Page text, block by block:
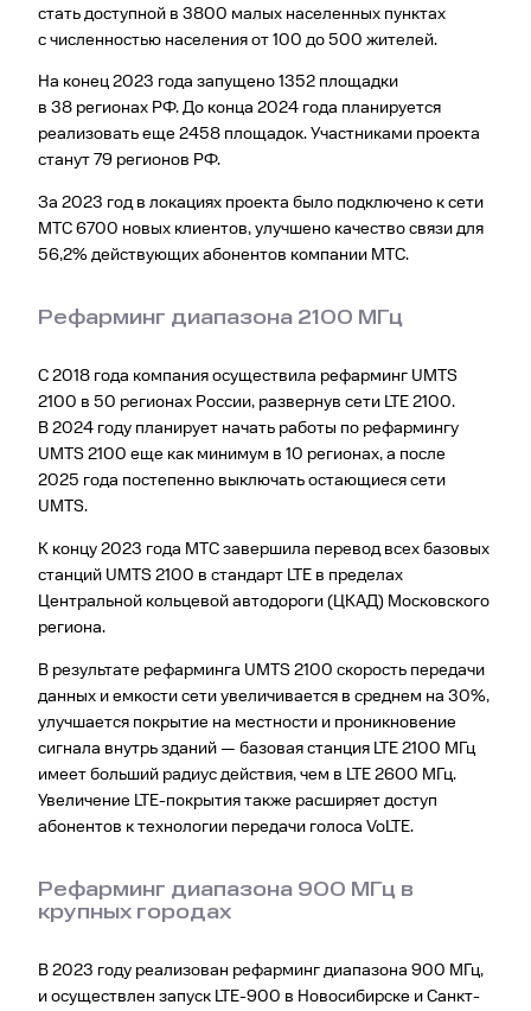
стать доступной в 3800 малых населенных пунктах
с численностью населения от 100 до 500 жителей.
На конец 2023 года запущено 1352 площадки
в 38 регионах РФ. До конца 2024 года планируется
реализовать еще 2458 площадок. Участниками проекта
станут 79 регионов РФ.
За 2023 год в локациях проекта было подключено к сети
МТС 6700 новых клиентов, улучшено качество связи для
56,2% действующих абонентов компании МТС.
Рефарминг диапазона 2100 МГц
С 2018 года компания осуществила рефарминг UMTS
2100 в 50 регионах России, развернув сети LTE 2100.
В 2024 году планирует начать работы по рефармингу
UMTS 2100 еще как минимум в 10 регионах, а после
2025 года постепенно выключать остающиеся сети
UMTS.
К концу 2023 года МТС завершила перевод всех базовых
станций UMTS 2100 в стандарт LTE в пределах
Центральной кольцевой автодороги (ЦКАД) Московского
региона.
В результате рефарминга UMTS 2100 скорость передачи
данных и емкости сети увеличивается в среднем на 30%,
улучшается покрытие на местности и проникновение
сигнала внутрь зданий — базовая станция LTE 2100 МГц
имеет больший радиус действия, чем в LTE 2600 МГц.
Увеличение LTE-покрытия также расширяет доступ
абонентов к технологии передачи голоса VoLTE.
Рефарминг диапазона 900 МГц в
крупных городах
В 2023 году реализован рефарминг диапазона 900 МГц,
и осуществлен запуск LTE-900 в Новосибирске и Санкт-